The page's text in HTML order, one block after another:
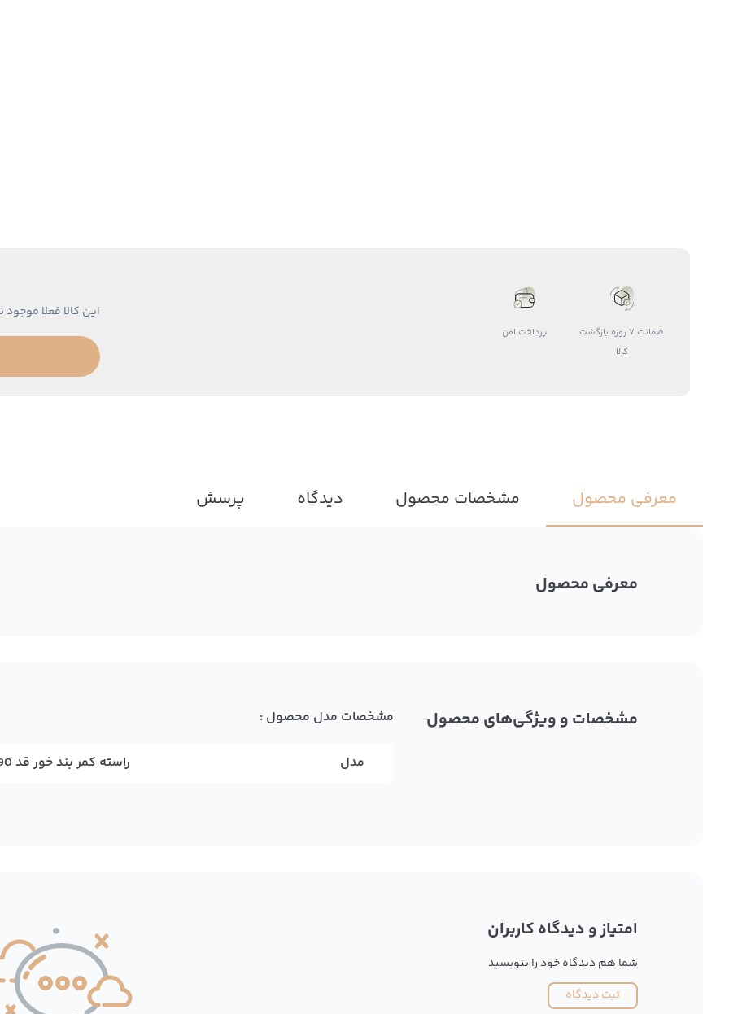
ضمانت 7 روزه بازگشت
کالا
پرداخت امن
این کالا فعلا
معرفی محصول مشخصات محصول دیدگاه پرسش
معرفی محصول
مشخصات و ویژگی‌های محصول مشخصات مدل محصول :
مدل راسته کمر بند خور قد 90
امتیاز و دیدگاه کاربران
شما هم دیدگاه خود را بنویسید
ثبت دیدگاه